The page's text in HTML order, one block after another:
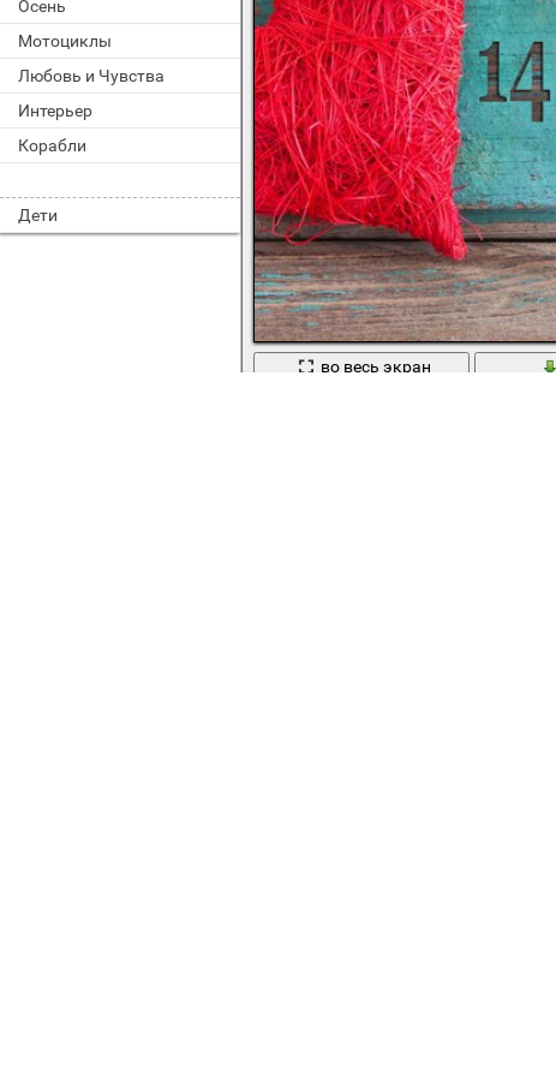
Осень
Мотоциклы
Любовь и Чувства
Интерьер
Корабли
Дети
во весь экран